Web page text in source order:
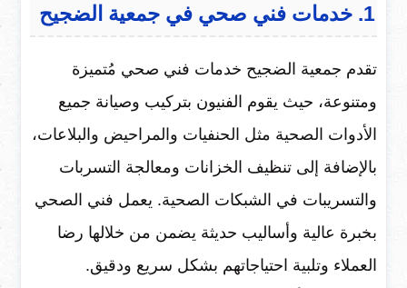
1. خدمات فني صحي في جمعية الضجيح
تقدم جمعية الضجيح خدمات فني صحي مُتميزة
ومتنوعة، حيث يقوم الفنيون بتركيب وصيانة جميع
الأدوات الصحية مثل الحنفيات والمراحيض والبلاعات،
بالإضافة إلى تنظيف الخزانات ومعالجة التسربات
والتسريبات في الشبكات الصحية. يعمل فني الصحي
بخبرة عالية وأساليب حديثة يضمن من خلالها رضا
العملاء وتلبية احتياجاتهم بشكل سريع ودقيق.